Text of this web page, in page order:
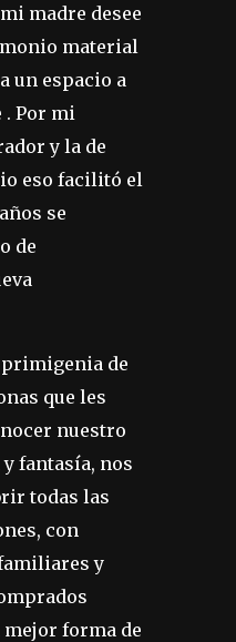
madre desee
material
un espacio a
. Por mi
y la de
eso facilitó el
se
de
de
que les
nuestro
fantasía, nos
todas las
con
y
mejor forma de